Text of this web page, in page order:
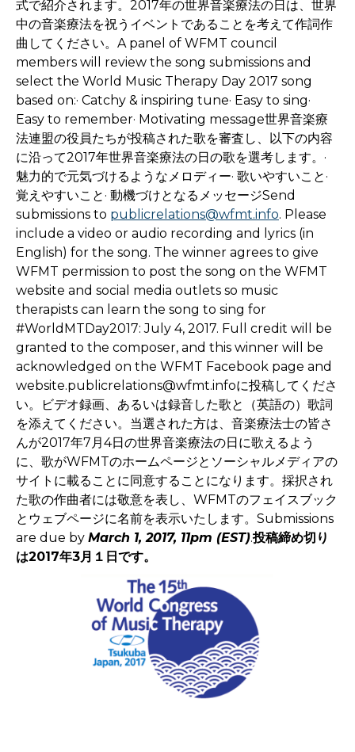
式で紹介されます。2017年の世界音楽療法の日は、世界
中の音楽療法を祝うイベントであることを考えて作詞作
曲してください。A panel of WFMT council
members will review the song submissions and
select the World Music Therapy Day 2017 song
based on:· Catchy & inspiring tune· Easy to sing·
Easy to remember· Motivating message世界音楽療
法連盟の役員たちが投稿された歌を審査し、以下の内容
に沿って2017年世界音楽療法の日の歌を選考します。·
魅力的で元気づけるようなメロディー· 歌いやすいこと·
覚えやすいこと· 動機づけとなるメッセージSend
submissions to publicrelations@wfmt.info. Please
include a video or audio recording and lyrics (in
English) for the song. The winner agrees to give
WFMT permission to post the song on the WFMT
website and social media outlets so music
therapists can learn the song to sing for
#WorldMTDay2017: July 4, 2017. Full credit will be
granted to the composer, and this winner will be
acknowledged on the WFMT Facebook page and
website.publicrelations@wfmt.infoに投稿してくださ
い。ビデオ録画、あるいは録音した歌と（英語の）歌詞
を添えてください。当選された方は、音楽療法士の皆さ
んが2017年7月4日の世界音楽療法の日に歌えるよう
に、歌がWFMTのホームページとソーシャルメディアの
サイトに載ることに同意することになります。採択され
た歌の作曲者には敬意を表し、WFMTのフェイスブック
とウェブページに名前を表示いたします。Submissions
are due by March 1, 2017, 11pm (EST).投稿締め切り
は2017年3月１日です。